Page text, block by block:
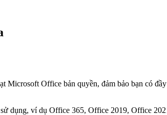
Office bản quyền, đảm bảo bạn có
dụng, ví dụ Office 365, Office 2019, Office